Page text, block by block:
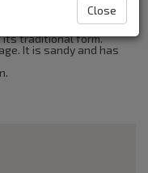
Close
which has grown
its traditional form.
It is sandy and has